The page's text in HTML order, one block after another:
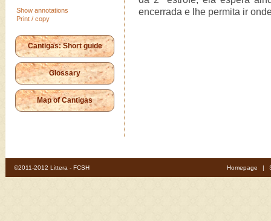
Show annotations
Print / copy
Cantigas: Short guide
Glossary
Map of Cantigas
encerrada e lhe permita ir
©2011-2012 Littera - FCSH Homepage |